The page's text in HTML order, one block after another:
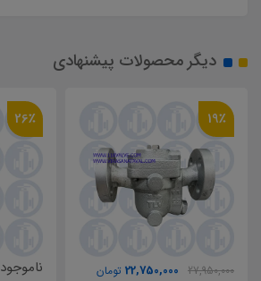
دیگر محصولات پیشنهادی
19٪
27,950,000
22,750,000 تومان
26٪
ناموجود